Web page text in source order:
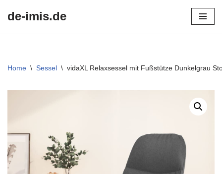
de-imis.de
Home \ Sessel \ vidaXL Relaxsessel mit Fußstütze Dunkelgrau